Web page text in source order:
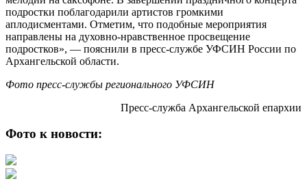
подростки поблагодарили артистов громкими
аплодисментами. Отметим, что подобные мероприятия
направлены на духовно-нравственное просвещение
подростков», — пояснили в пресс-службе УФСИН России по
Архангельской области.
Фото пресс-службы регионального УФСИН
Пресс-служба Архангельской епархии
Фото к новости: